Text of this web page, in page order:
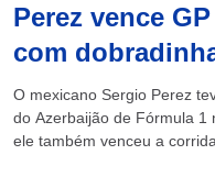
Perez vence
com
O mexicano Sergio Perez
do Azerbaijão de Fórmula 1
ele também venceu a